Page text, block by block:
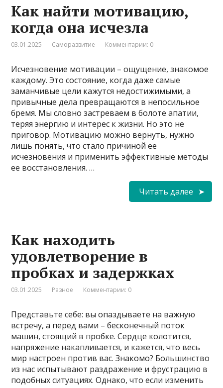
Как найти мотивацию,
когда она исчезла
03.01.2025 Саморазвитие Комментарии: 0
Исчезновение мотивации – ощущение, знакомое
каждому. Это состояние, когда даже самые
заманчивые цели кажутся недостижимыми, а
привычные дела превращаются в непосильное
бремя. Мы словно застреваем в болоте апатии,
теряя энергию и интерес к жизни. Но это не
приговор. Мотивацию можно вернуть, нужно
лишь понять, что стало причиной ее
исчезновения и применить эффективные методы
ее восстановления. …
Читать далее
Как находить
удовлетворение в
пробках и задержках
03.01.2025 Разное Комментарии: 0
Представьте себе: вы опаздываете на важную
встречу, а перед вами – бесконечный поток
машин, стоящий в пробке. Сердце колотится,
напряжение накапливается, и кажется, что весь
мир настроен против вас. Знакомо? Большинство
из нас испытывают раздражение и фрустрацию в
подобных ситуациях. Однако, что если изменить